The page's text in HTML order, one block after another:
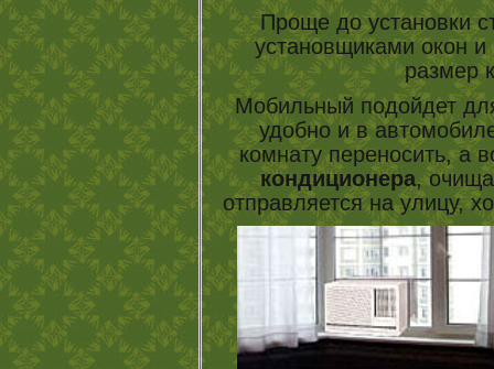
Проще до установки
установщиками окон и
размер
Мобильный подойдет
удобно и в
комнату переносить, а
кондиционера,
отправляется на улицу,